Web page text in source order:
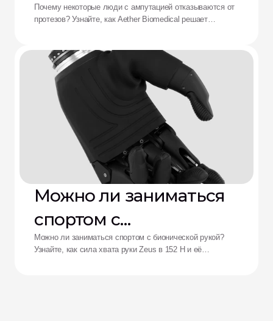
отказываются от
Aether
Почему некоторые люди с ампутацией отказываются от
протезов? Узнайте, как Aether Biomedical решает
Можно ли заниматься
спортом с
бионической рукой?
Можно ли заниматься спортом с бионической рукой?
Узнайте, как сила хвата руки Zeus в 152 Н и её